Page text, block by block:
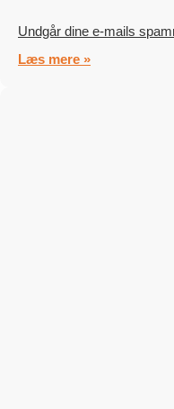
Undgår dine e-mails
Læs mere »